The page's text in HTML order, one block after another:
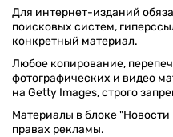
Для интернет-изданий
поисковых систем,
конкретный материал.
Любое копирование,
фотографических и видео
на Getty Images, строго
Материалы в блоке
правах рекламы.